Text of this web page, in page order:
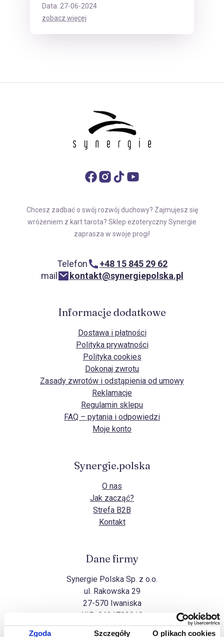
Zgoda Szczegóły O plikach cookies
Data: 27-06-2024
zobacz więcej
Chcesz zadbać o swój rozwój duchowy? Zajmujesz się
wróżeniem z kart tarota? Sklep ezoteryczny Synergie
zaprasza w swoje progi!
Telefon
+48 15 845 29 62
mail
kontakt@synergiepolska.pl
Informacje dodatkowe
Dostawa i płatności
Polityka prywatności
Polityka cookies
Dokonaj zwrotu
Zasady zwrotów i odstąpienia od umowy
Reklamacje
Regulamin sklepu
FAQ – pytania i odpowiedzi
Moje konto
Synergie.polska
O nas
Jak zacząć?
Strefa B2B
Kontakt
Dane firmy
Synergie Polska Sp. z o.o.
ul. Rakowska 29
27-570 Iwaniska
NIP: 8631703910